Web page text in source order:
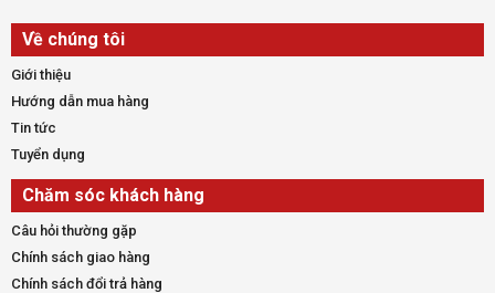
Về chúng tôi
Giới thiệu
Hướng dẫn mua hàng
Tin tức
Tuyển dụng
Chăm sóc khách hàng
Câu hỏi thường gặp
Chính sách giao hàng
Chính sách đổi trả hàng